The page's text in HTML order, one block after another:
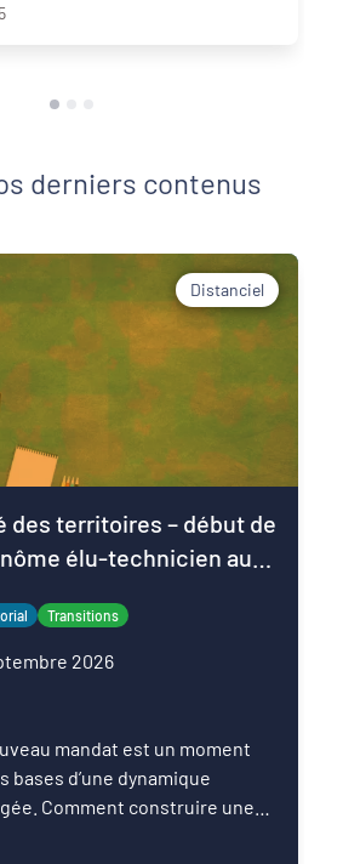
derniers contenus
Distanciel
des territoires – début de
élu-technicien au
Transitions
2026
mandat est un moment
bases d’une dynamique
Comment construire une